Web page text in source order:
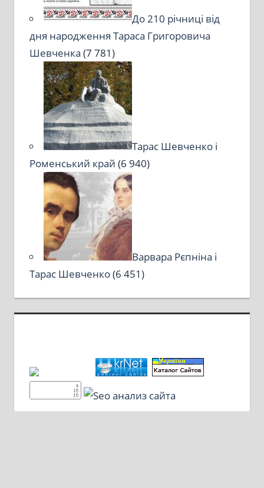
До 210 річниці від
дня народження Тараса Григоровича
Шевченка (7 781)
Тарас Шевченко і
Роменський край (6 940)
Варвара Рєпніна і
Тарас Шевченко(6 451)